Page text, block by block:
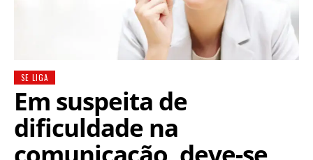
SE LIGA
Em suspeita de
dificuldade na